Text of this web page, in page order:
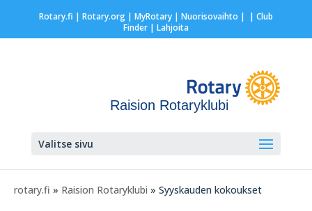
Rotary.fi | Rotary.org| MyRotary | Nuorisovaihto | | Club
Finder| Lahjoita
Raision Rotaryklubi
Valitse sivu
rotary.fi » Raision Rotaryklubi » Syyskauden kokoukset